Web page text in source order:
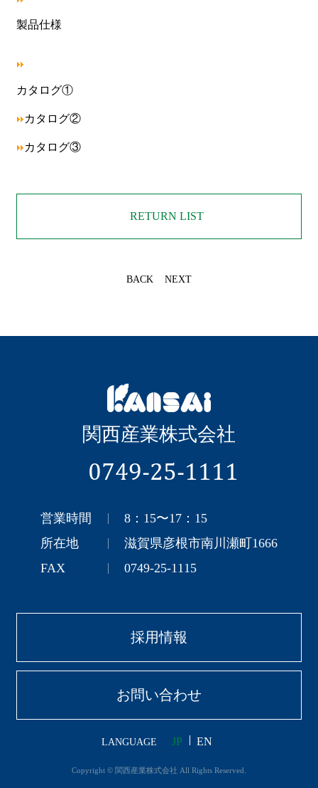
製品仕様
カタログ①
カタログ②
カタログ③
RETURN LIST
BACK NEXT
関西産業株式会社
0749-25-1111
営業時間
8：15〜17：15
所在地
滋賀県彦根市南川瀬町1666
FAX
0749-25-1115
採用情報
お問い合わせ
LANGUAGE JP EN
Copyright © 関西産業株式会社 All Rights Reserved.